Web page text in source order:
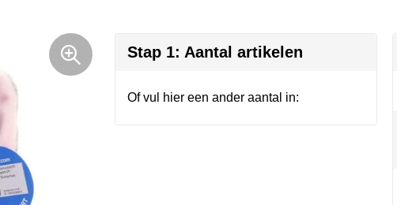
Stap 1: Aantal artikelen
Of vul hier een ander aantal in: